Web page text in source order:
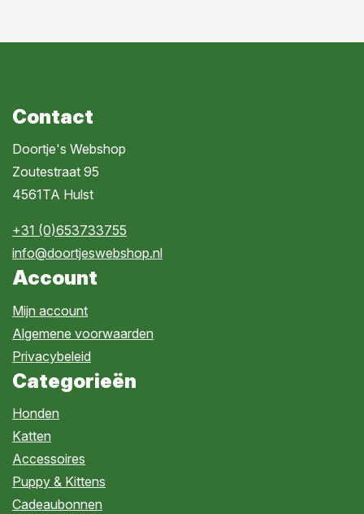
Contact
Doortje's Webshop
Zoutestraat 95
4561TA Hulst
+31 (0)653733755
info@doortjeswebshop.nl
Account
Mijn account
Algemene voorwaarden
Privacybeleid
Categorieën
Honden
Katten
Accessoires
Puppy & Kittens
Cadeaubonnen